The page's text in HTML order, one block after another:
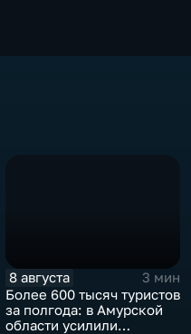
8 августа
3 мин
Более 600 тысяч туристов
за полгода: в Амурской
области усилили